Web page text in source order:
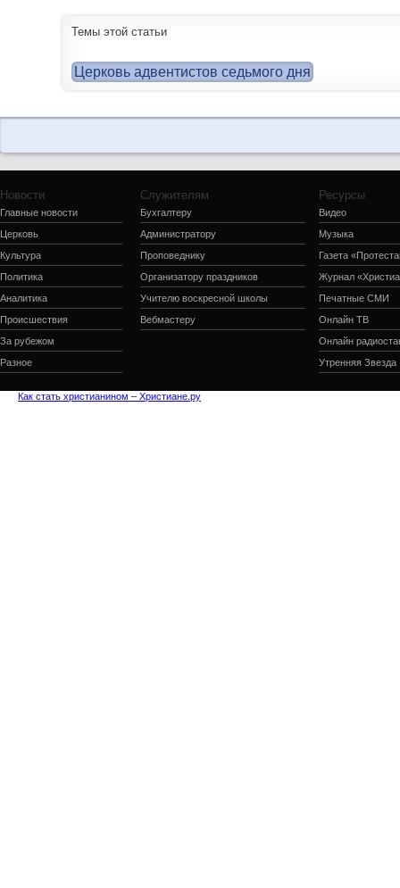
Темы этой статьи
Церковь адвентистов седьмого дня
Новости
Главные новости
Церковь
Культура
Политика
Аналитика
Происшествия
За рубежом
Разное
Служителям
Бухгалтеру
Администратору
Проповеднику
Организатору праздников
Учителю воскресной школы
Вебмастеру
Ресурсы
Видео
Музыка
Газета
Журнал
Печатные СМИ
Онлайн ТВ
Онлайн
Утренняя Звезда
Как стать христианином – Христиане.ру